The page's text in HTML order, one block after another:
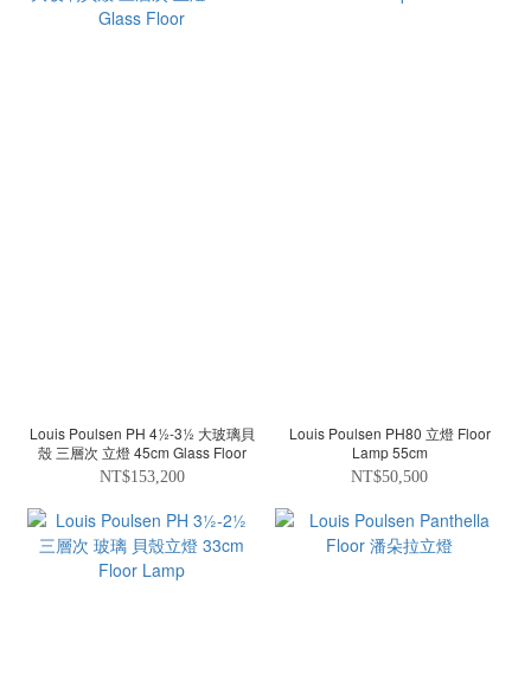
Louis Poulsen PH 4½-3½ 大玻璃貝
殼 三層次 立燈 45cm Glass Floor
NT$153,200
Louis Poulsen PH80 立燈 Floor
Lamp 55cm
NT$50,500